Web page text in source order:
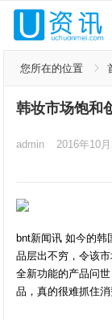
您所在的位置
韩妆市场饱和
admin 2016年10
bnt新闻讯 如今的韩
品层出不穷，令该
全新功能的产品问
品，真的很难抓住消